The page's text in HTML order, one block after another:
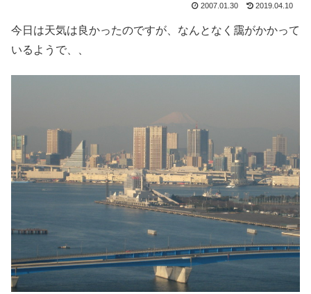
2007.01.30 2019.04.10
今日は天気は良かったのですが、なんとなく靄がかかって
いるようで、、